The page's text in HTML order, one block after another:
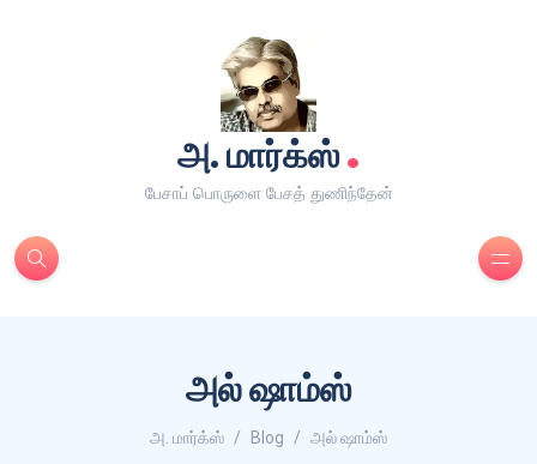
அ. மார்க்ஸ்.
பேசாப் பொருளை பேசத் துணிந்தேன்
அல் ஷாம்ஸ்
அ. மார்க்ஸ் Blog அல் ஷாம்ஸ்